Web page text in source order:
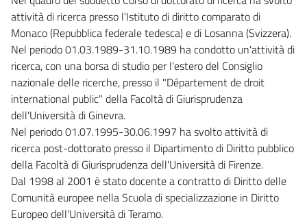
attività di ricerca presso l'Istituto di diritto comparato di
Monaco (Repubblica federale tedesca) e di Losanna (Svizzera).
Nel periodo 01.03.1989-31.10.1989 ha condotto un'attività di
ricerca, con una borsa di studio per l'estero del Consiglio
nazionale delle ricerche, presso il "Département de droit
international public" della Facoltà di Giurisprudenza
dell'Università di Ginevra.
Nel periodo 01.07.1995-30.06.1997 ha svolto attività di
ricerca post-dottorato presso il Dipartimento di Diritto pubblico
della Facoltà di Giurisprudenza dell'Università di Firenze.
Dal 1998 al 2001 è stato docente a contratto di Diritto delle
Comunità europee nella Scuola di specializzazione in Diritto
Europeo dell'Università di Teramo.